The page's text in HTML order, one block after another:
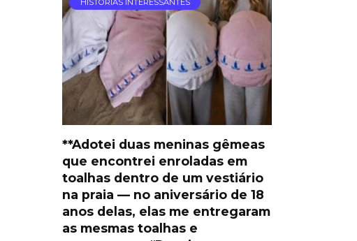
HISTÓRIAS INTERESSANTES
**Adotei duas meninas gêmeas
que encontrei enroladas em
toalhas dentro de um vestiário
na praia — no aniversário de 18
anos delas, elas me entregaram
as mesmas toalhas e